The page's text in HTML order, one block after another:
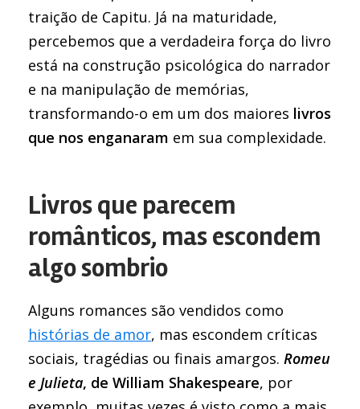
traição de Capitu. Já na maturidade,
percebemos que a verdadeira força do livro
está na construção psicológica do narrador
e na manipulação de memórias,
transformando-o em um dos maiores livros
que nos enganaram em sua complexidade.
Livros que parecem
românticos, mas escondem
algo sombrio
Alguns romances são vendidos como
histórias de amor, mas escondem críticas
sociais, tragédias ou finais amargos. Romeu
e Julieta, de William Shakespeare, por